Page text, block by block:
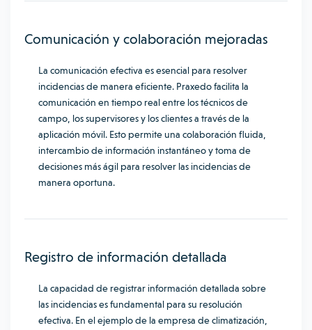
Comunicación y colaboración mejoradas
La comunicación efectiva es esencial para resolver
incidencias de manera eficiente. Praxedo facilita la
comunicación en tiempo real entre los técnicos de
campo, los supervisores y los clientes a través de la
aplicación móvil. Esto permite una colaboración fluida,
intercambio de información instantáneo y toma de
decisiones más ágil para resolver las incidencias de
manera oportuna.
Registro de información detallada
La capacidad de registrar información detallada sobre
las incidencias es fundamental para su resolución
efectiva. En el ejemplo de la empresa de climatización,